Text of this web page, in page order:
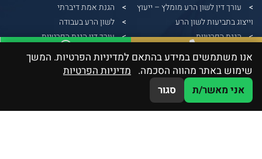
עורך דין לשון הרע מומלץ – ייעוץ
וייצוג בתביעות לשון הרע
הגנת הפרטיות
הונאות דיגיטליות
דיני בנקאות
גבייה משפטית
דיני חוזים וחברות
תביעה על שיימינג
הגנת אמת דיברתי
לשון הרע בעבודה
עורך דין הגנת הפרטיות
הפצת תמונות ללא אישור
עורך דין הוצאת דיבה
תביעת לשון הרע
03-5379991
WhatsApp
אנו משתמשים במידע בהתאם למדיניות הפרטיות. המשך
שימוש באתר מהווה הסכמה. מדיניות הפרטיות
אני מאשר/ת
סגור